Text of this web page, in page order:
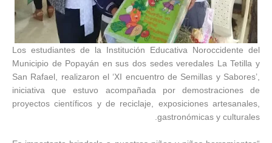
Los estudiantes de la Institución Educativa Noroccidente del
Municipio de Popayán en sus dos sedes veredales La Tetilla y
San Rafael, realizaron el ‘XI encuentro de Semillas y Sabores’,
iniciativa que estuvo acompañada por demostraciones de
proyectos científicos y de reciclaje, exposiciones artesanales,
gastronómicas y culturales.